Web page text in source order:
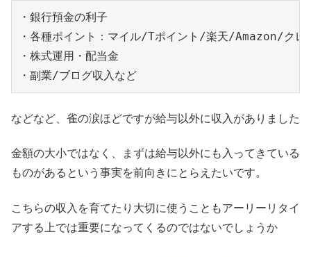
・銀行預金の利子
・各種ポイント：マイル/Tポイント/楽天/Amazon/クレ
・株式運用・配当金
・副業/ブログ収入など
などなど、雀の涙ほどですが給与以外に収入がありました
金額の大小ではなく、まずは給与以外にも入ってきている
ものがあるという事実を前向きにとらえたいです。
こちらの収入を育てたり大切に使うこともアーリーリタイ
アする上では重要になってくるのではないでしょうか